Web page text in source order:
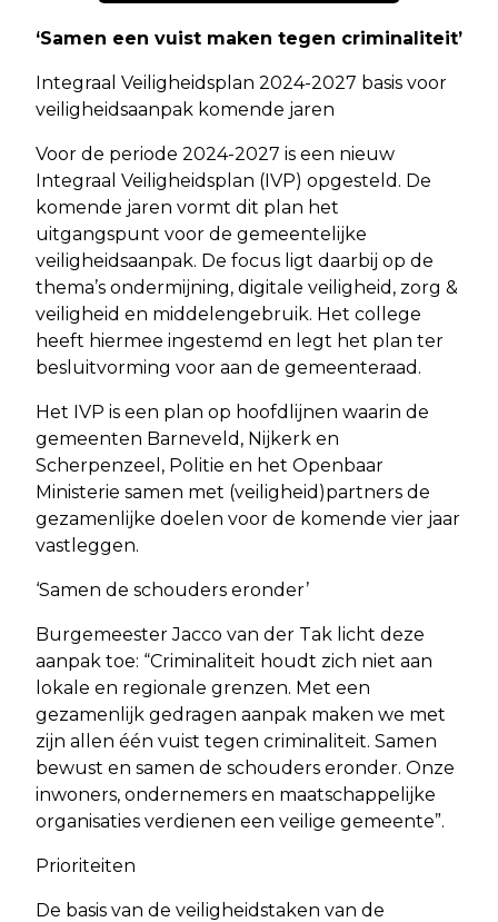
‘Samen een vuist maken tegen criminaliteit’
Integraal Veiligheidsplan 2024-2027 basis voor
veiligheidsaanpak komende jaren
Voor de periode 2024-2027 is een nieuw
Integraal Veiligheidsplan (IVP) opgesteld. De
komende jaren vormt dit plan het
uitgangspunt voor de gemeentelijke
veiligheidsaanpak. De focus ligt daarbij op de
thema’s ondermijning, digitale veiligheid, zorg &
veiligheid en middelengebruik. Het college
heeft hiermee ingestemd en legt het plan ter
besluitvorming voor aan de gemeenteraad.
Het IVP is een plan op hoofdlijnen waarin de
gemeenten Barneveld, Nijkerk en
Scherpenzeel, Politie en het Openbaar
Ministerie samen met (veiligheid)partners de
gezamenlijke doelen voor de komende vier jaar
vastleggen.
‘Samen de schouders eronder’
Burgemeester Jacco van der Tak licht deze
aanpak toe: “Criminaliteit houdt zich niet aan
lokale en regionale grenzen. Met een
gezamenlijk gedragen aanpak maken we met
zijn allen één vuist tegen criminaliteit. Samen
bewust en samen de schouders eronder. Onze
inwoners, ondernemers en maatschappelijke
organisaties verdienen een veilige gemeente”.
Prioriteiten
De basis van de veiligheidstaken van de